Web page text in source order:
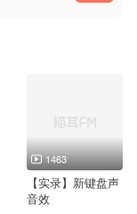
1463
【实录】新键盘声
音效